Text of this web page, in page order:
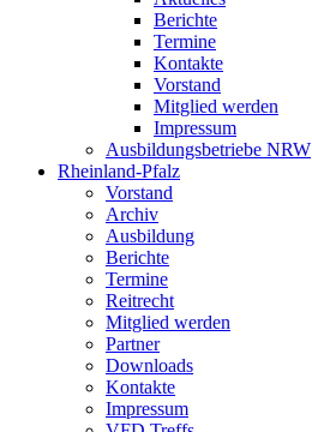
Berichte
Termine
Kontakte
Vorstand
Mitglied werden
Impressum
Ausbildungsbetriebe NRW
Rheinland-Pfalz
Vorstand
Archiv
Ausbildung
Berichte
Termine
Reitrecht
Mitglied werden
Partner
Downloads
Kontakte
Impressum